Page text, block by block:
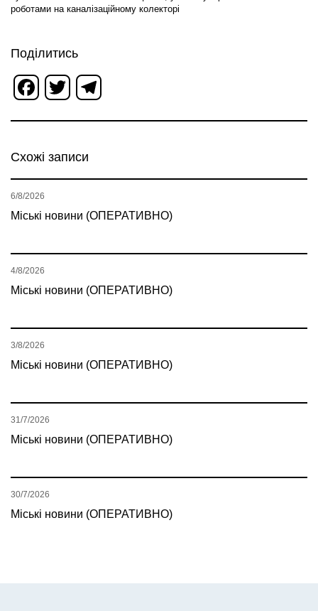
роботами на каналізаційному колекторі
Поділитись
Facebook
Twitter
Схожі записи
Міські новини (ОПЕРАТИВНО)
6/8/2026
Міські новини (ОПЕРАТИВНО)
4/8/2026
Міські новини (ОПЕРАТИВНО)
3/8/2026
Міські новини (ОПЕРАТИВНО)
31/7/2026
Міські новини (ОПЕРАТИВНО)
30/7/2026